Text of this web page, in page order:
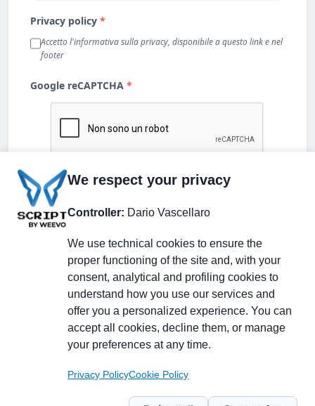
Partecipa alla discussione
Pagina Linkedin
Newsletter Linkedin
We respect your privacy
Controller: Dario Vascellaro
We use technical cookies to ensure the
proper functioning of the site and, with your
consent, analytical and profiling cookies to
understand how you use our services and
offer you a personalized experience. You can
accept all cookies, decline them, or manage
your preferences at any time.
Privacy PolicyCookie Policy